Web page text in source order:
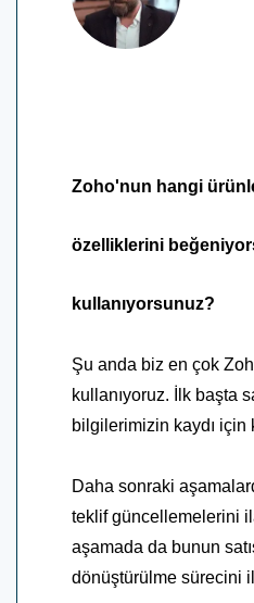
Zoho'nun hangi
özelliklerini
kullanıyorsunuz?
Şu anda biz en çok
kullanıyoruz. İlk başta
bilgilerimizin kaydı için
Daha sonraki
teklif güncellemelerini
aşamada da bunun
dönüştürülme sürecini